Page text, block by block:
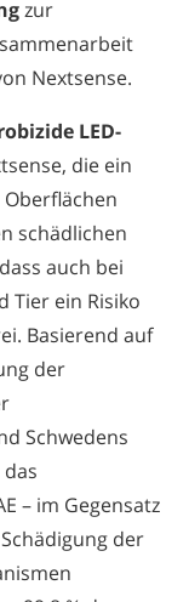
zur
Nextsense.
LED-
die ein
schädlichen
auch bei
Tier ein Risiko
Basierend auf
der
Schwedens
– im Gegensatz
der